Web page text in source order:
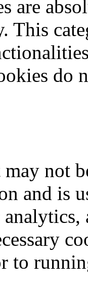
are
This
do
not
and is
to